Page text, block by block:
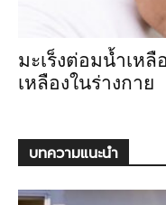
มะเร็งต่อมน้ำเหลื
เหลืองในร่างกาย
บทความแนะนำ